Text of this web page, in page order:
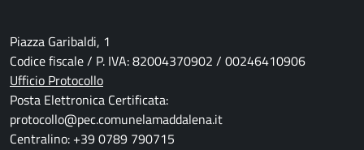
Piazza Garibaldi, 1
Codice fiscale / P. IVA: 82004370902 / 00246410906
Ufficio Protocollo
Posta Elettronica Certificata:
protocollo@pec.comunelamaddalena.it
Centralino: +39 0789 790715